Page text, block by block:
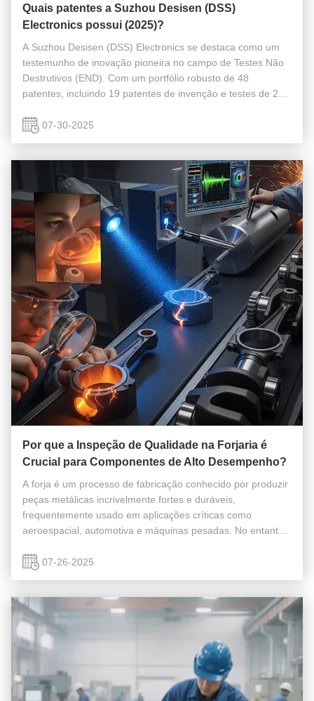
Quais patentes a Suzhou Desisen (DSS)
Electronics possui (2025)?
A Suzhou Desisen (DSS) Electronics se destaca como um
testemunho de inovação pioneira no campo de Testes Não
Destrutivos (END). Com um portfólio robusto de 48
patentes, incluindo 19 patentes de invenção e testes de 29
intelectual significa um ...
07-30-2025
Por que a Inspeção de Qualidade na Forjaria é
Crucial para Componentes de Alto Desempenho?
A forja é um processo de fabricação conhecido por produzir
peças metálicas incrivelmente fortes e duráveis,
frequentemente usado em aplicações críticas como
aeroespacial, automotiva e máquinas pesadas. No entanto,
ocorrer. É por isso que a Inspeção ...
07-26-2025